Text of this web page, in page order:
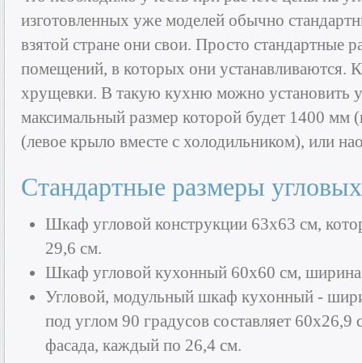
изготовленных уже моделей обычно
взятой стране они свои. Просто стандартные
помещений, в которых они устанавливаются.
хрущевки. В такую кухню можно установить
максимальный размер которой будет 1400 мм
(левое крыло вместе с холодильником), или
Стандартные размеры
Шкаф угловой конструкции 63х63 см,
29,6 см.
Шкаф угловой кухонный 60х60 см, ширина
Угловой, модульный шкаф кухонный -
под углом 90 градусов составляет 60х26,9
фасада, каждый по 26,4 см.